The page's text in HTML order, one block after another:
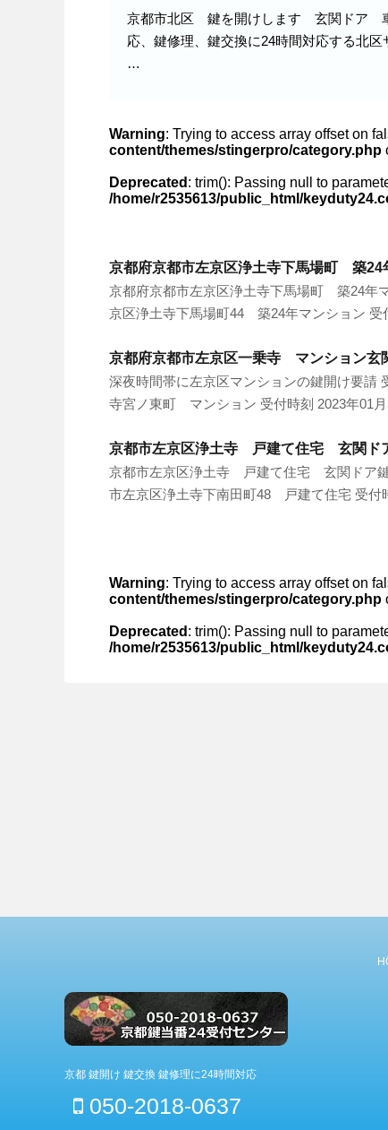
京都市北区 鍵を開けします 玄関ドア
応、鍵修理、鍵交換に24時間対応する北
…
Warning: Trying to access array offset on
content/themes/stingerpro/category.php
Deprecated : trim(): Passing null to
/home/r2535613/public_html/
京都府京都市左京区浄土寺下馬場町 築
京都府京都市左京区浄土寺下馬場町 築24年
京区浄土寺下馬場町44 築24年マンション 受
京都府京都市左京区一乗寺 マンション玄
深夜時間帯に左京区マンションの鍵開け要請
寺宮ノ東町 マンション 受付時刻 2023年01
京都市左京区浄土寺 戸建て住宅 玄関ド
京都市左京区浄土寺 戸建て住宅 玄関ドア鍵
市左京区浄土寺下南田町48 戸建て住宅 受付
Warning: Trying to access array offset on
content/themes/stingerpro/category.php
Deprecated : trim(): Passing null to
/home/r2535613/public_html/
京都 鍵開け 鍵交換 鍵修理に24時間対応
050-2018-0637